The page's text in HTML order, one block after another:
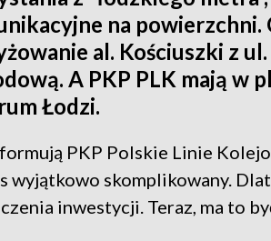
na
al. Kościuszki z
A PKP PLK mają w
Łodzi.
PKP Polskie Linie
wyjątkowo skomplikowany.
inwestycji. Teraz, ma to